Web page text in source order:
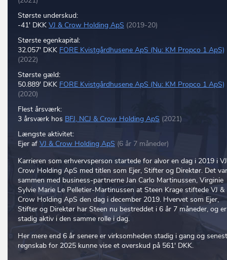
Største underskud:
-41' DKK VJ & Crow Holding ApS (2019-20)
Største egenkapital:
32.057' DKK FORE Kvistgårdhusene ApS (Nu: KM Propco 1 ApS)
(2022)
Største gæld:
50.889' DKK FORE Kvistgårdhusene ApS (Nu: KM Propco 1 ApS)
(2020)
Flest årsværk:
3 årsværk hos BFJ, NCJ & Crow Holding ApS (2021)
Længste aktivitet:
Ejer af VJ & Crow Holding ApS (6 år 7 måneder)
Karrieren som erhvervsperson startede for alvor en dag i 2019 i
Crow Holding ApS med titlen som Ejer, Stifter og Direktør. Det var
sammen med business-partnerne Jan Carlo Martinussen, Virginie
Sylvie Marie Le Pelletier-Martinussen at Steen Krage stiftede VJ &
Crow Holding ApS den dag i december 2019. Hvervet som Ejer,
Stifter og Direktør har Steen nu bestreddet i 6 år 7 måneder, og er
stadig aktiv i den samme rolle i dag.
Her mere end 6 år senere er virksomheden stadig i gang og
regnskab for 2025 kunne vise et overskud på 561' DKK.